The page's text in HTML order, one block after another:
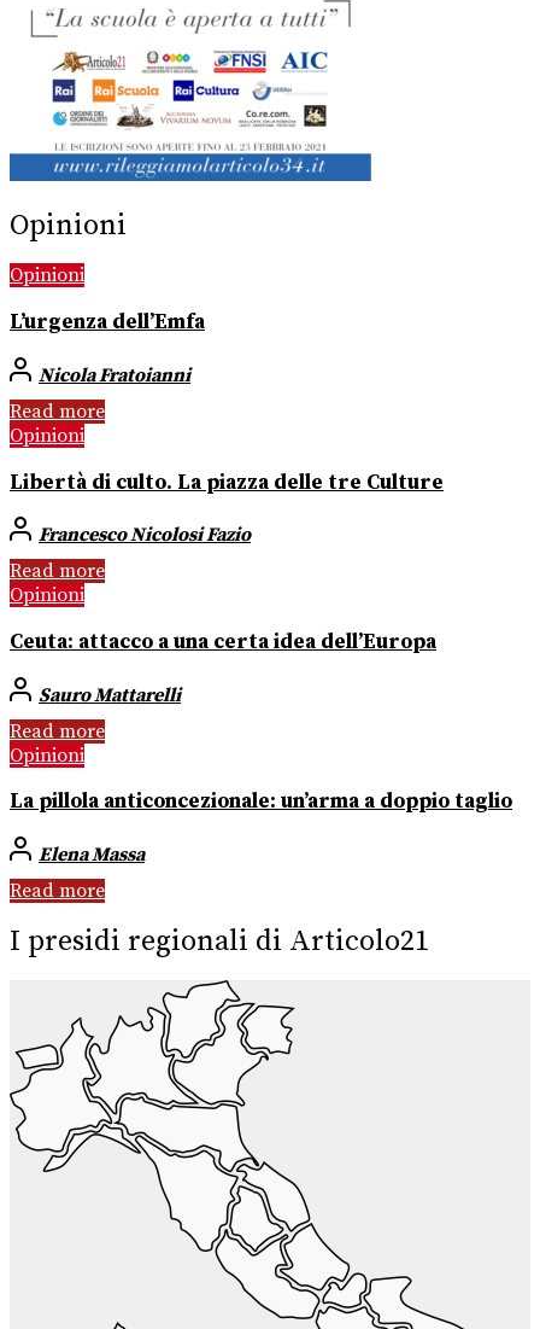
Opinioni
Opinioni
L’urgenza dell’Emfa
Nicola Fratoianni
Read more
Opinioni
Libertà di culto. La piazza delle tre Culture
Francesco Nicolosi Fazio
Read more
Opinioni
Ceuta: attacco a una certa idea dell’Europa
Sauro Mattarelli
Read more
Opinioni
La pillola anticoncezionale: un’arma a doppio taglio
Elena Massa
Read more
I presidi regionali di Articolo21